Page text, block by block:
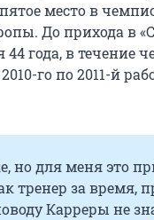
место в
До прихода в
года, в течение
го по 2011-й
но для меня это
тренер за время,
Карреры не